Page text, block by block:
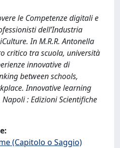
le Competenze digitali e
dell’Industria
In M.R.R. Antonella
critico tra scuola, università
innovative di
between schools,
Innovative learning
: Edizioni Scientifiche
(Capitolo o Saggio)